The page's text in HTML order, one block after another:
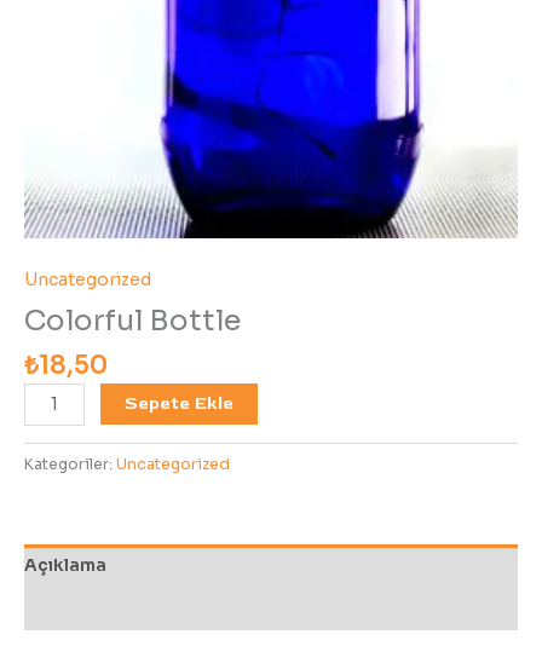
Uncategorized
Colorful Bottle
₺18,50
Sepete Ekle
Kategoriler: Uncategorized
Açıklama